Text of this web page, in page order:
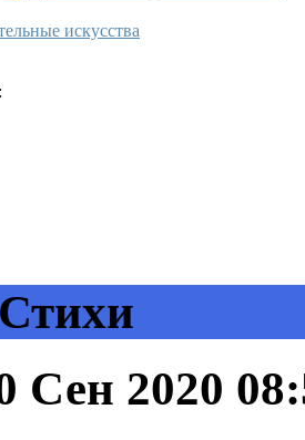
искусства
Сен 2020